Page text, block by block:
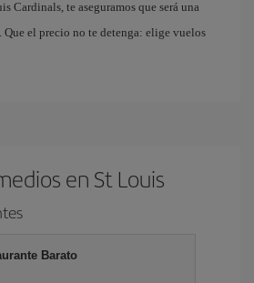
Cardinals, te aseguramos que será una
el precio no te detenga: elige vuelos
en St Louis
Barato